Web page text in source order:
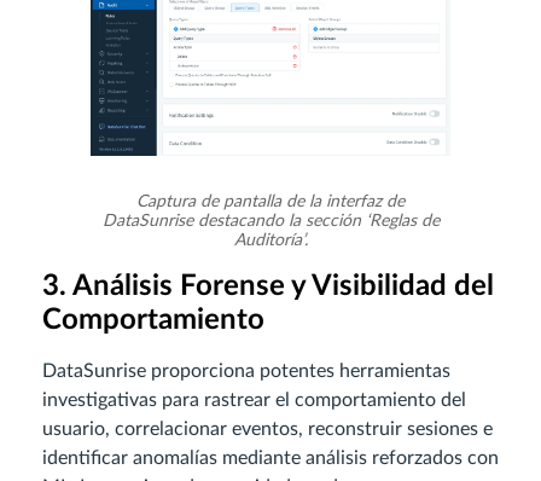
Captura de pantalla de la interfaz de
DataSunrise destacando la sección ‘Reglas de
Auditoría’.
3. Análisis Forense y Visibilidad del
Comportamiento
DataSunrise proporciona potentes herramientas
investigativas para rastrear el comportamiento del
usuario, correlacionar eventos, reconstruir sesiones e
identificar anomalías mediante análisis reforzados con